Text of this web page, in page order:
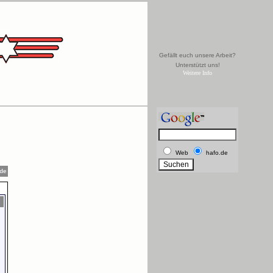
Gefällt euch unsere Arbeit?
Unterstützt uns!
Weitere Info
Web hafo.de